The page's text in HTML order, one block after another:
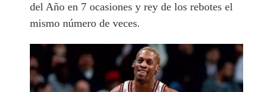
del Año en 7 ocasiones y rey de los rebotes el
mismo número de veces.